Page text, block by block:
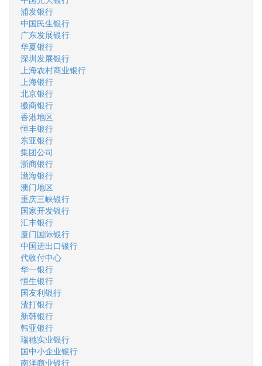
浦发银行
中国民生银行
广东发展银行
华夏银行
深圳发展银行
上海农村商业银行
上海银行
北京银行
徽商银行
香港地区
恒丰银行
东亚银行
集团公司
浙商银行
渤海银行
澳门地区
重庆三峡银行
国家开发银行
汇丰银行
厦门国际银行
中国进出口银行
代收付中心
华一银行
恒生银行
国友利银行
渣打银行
新韩银行
韩亚银行
瑞穗实业银行
国中小企业银行
南洋商业银行